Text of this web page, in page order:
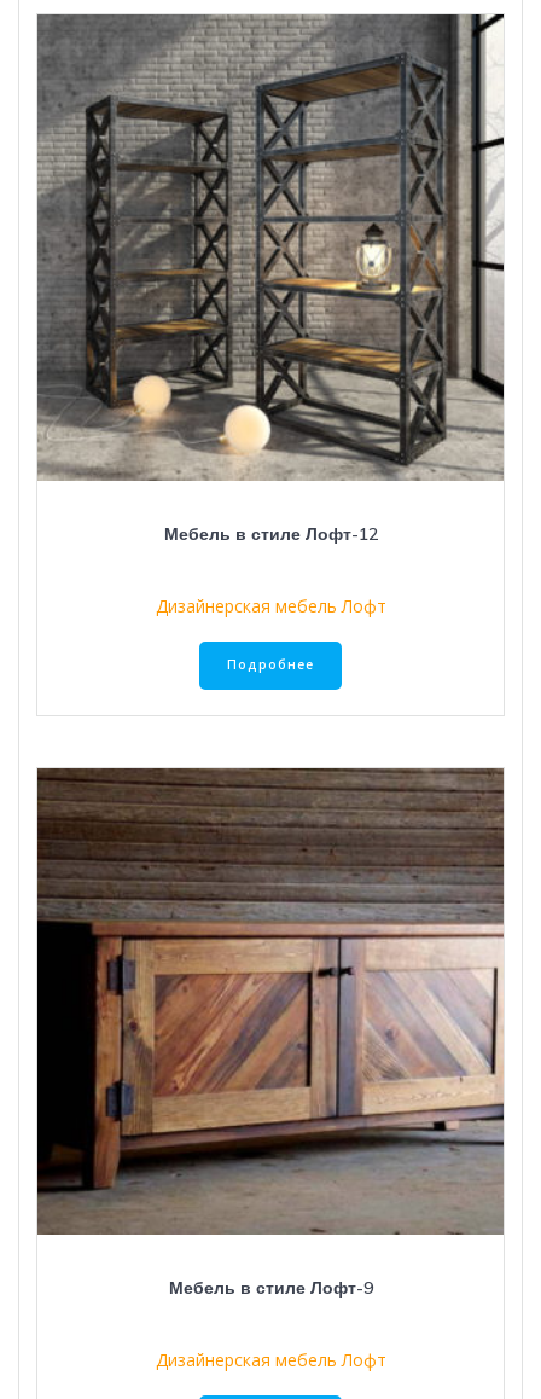
Мебель в стиле Лофт-12
Дизайнерская мебель Лофт
Подробнее
Мебель в стиле Лофт-9
Дизайнерская мебель Лофт